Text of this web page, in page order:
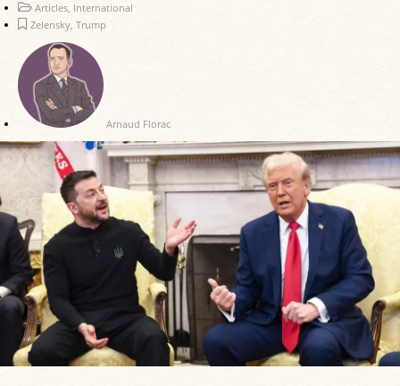
Articles, International
Zelensky, Trump
Arnaud Florac